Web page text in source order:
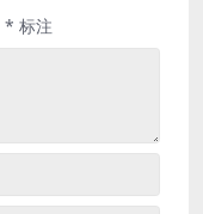
* 标注